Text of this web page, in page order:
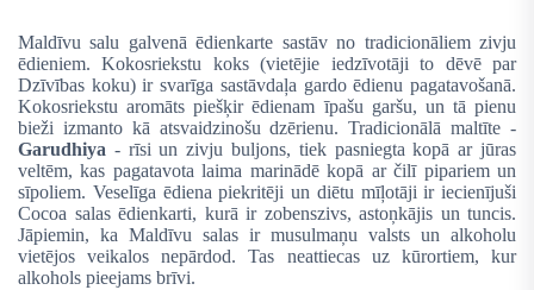
Maldīvu salu galvenā ēdienkarte sastāv no tradicionāliem zivju
ēdieniem. Kokosriekstu koks (vietējie iedzīvotāji to dēvē par
Dzīvības koku) ir svarīga sastāvdaļa gardo ēdienu pagatavošanā.
Kokosriekstu aromāts piešķir ēdienam īpašu garšu, un tā pienu
bieži izmanto kā atsvaidzinošu dzērienu. Tradicionālā maltīte -
Garudhiya - rīsi un zivju buljons, tiek pasniegta kopā ar jūras
veltēm, kas pagatavota laima marinādē kopā ar čilī pipariem un
sīpoliem. Veselīga ēdiena piekritēji un diētu mīļotāji ir iecienījuši
Cocoa salas ēdienkarti, kurā ir zobenszivs, astoņkājis un tuncis.
Jāpiemin, ka Maldīvu salas ir musulmaņu valsts un alkoholu
vietējos veikalos nepārdod. Tas neattiecas uz kūrortiem, kur
alkohols pieejams brīvi.